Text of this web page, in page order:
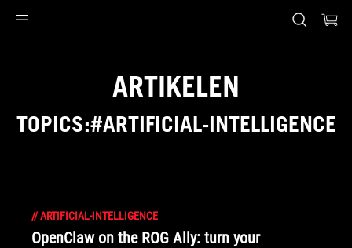
ARTIKELEN
TOPICS:#ARTIFICIAL-INTELLIGENCE
//ARTIFICIAL-INTELLIGENCE
OpenClaw on the ROG Ally: turn your